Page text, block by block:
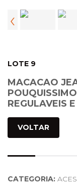
‹
LOTE 9
MACACAO
REGULAVEIS
VOLTAR
CATEGORIA: